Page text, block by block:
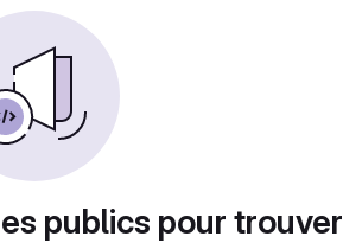
publics pour trouver